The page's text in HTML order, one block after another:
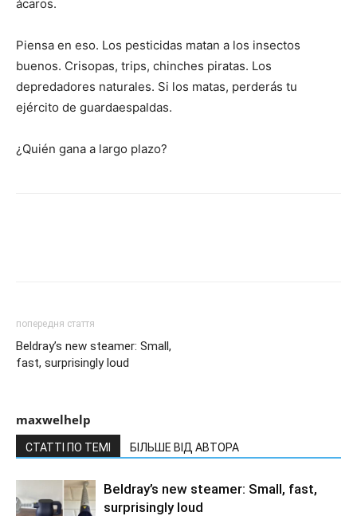
ácaros.
Piensa en eso. Los pesticidas matan a los insectos
buenos. Crisopas, trips, chinches piratas. Los
depredadores naturales. Si los matas, perderás tu
ejército de guardaespaldas.
¿Quién gana a largo plazo?
попередня стаття
Beldray’s new steamer: Small,
fast, surprisingly loud
maxwelhelp
СТАТТІ ПО ТЕМІ БІЛЬШЕ ВІД АВТОРА
Beldray’s new steamer: Small, fast,
surprisingly loud